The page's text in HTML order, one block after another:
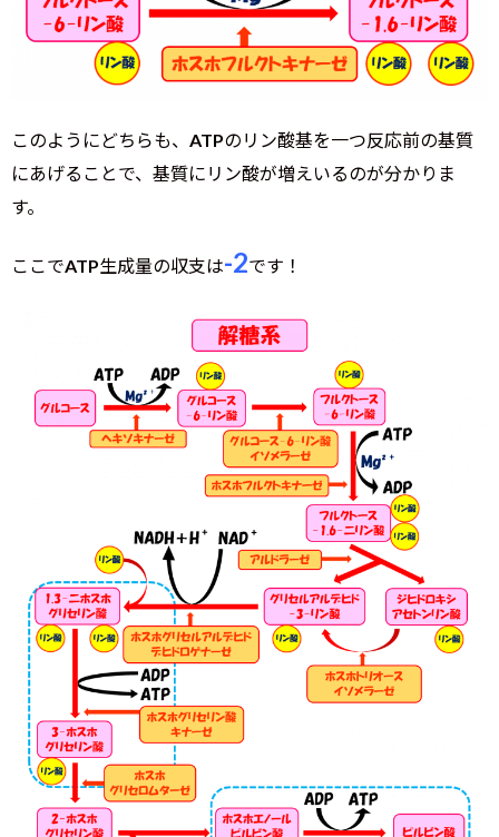
このようにどちらも、ATPのリン酸基を一つ反応前の基質
にあげることで、基質にリン酸が増えいるのが分かりま
す。
ここでATP生成量の収支は-2です！